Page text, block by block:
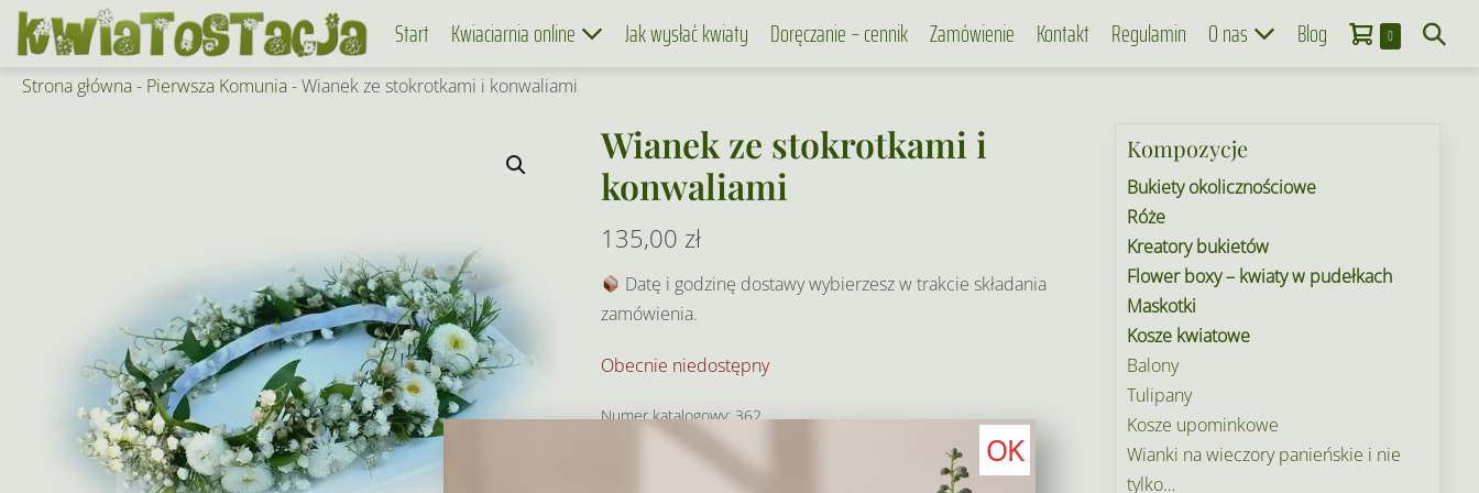
Skip
Start Kwiaciarnia online Jak wysłać kwiaty Doręczanie – cennik Zamówienie Kontakt Regulamin O nas Blog Koszyk
0Items
in
Search
Strona główna- Pierwsza Komunia-Wianek ze stokrotkami i konwaliami
Wianek ze stokrotkami i
konwaliami
135,00 zł
Datę i godzinę dostawy wybierzesz w trakcie składania
zamówienia.
Obecnie niedostępny
Numer katalogowy: 362
Kategoria:Pierwsza Komunia
Kompozycje
Bukiety okolicznościowe
Róże
Kreatory bukietów
Flower boxy – kwiaty w pudełkach
Maskotki
Kosze kwiatowe
Balony
Tulipany
Kosze upominkowe
Wianki na wieczory panieńskie i nie
tylko…
OK